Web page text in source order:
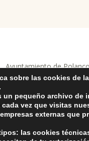
Ayuntamiento de
Compromiso con la
sobre las cookies de
pequeño archivo de
vez que visitas
externas que
las cookies